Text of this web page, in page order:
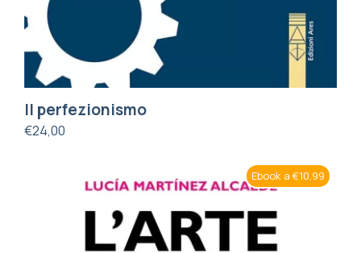
Il perfezionismo
€24,00
Ebook a €10,99